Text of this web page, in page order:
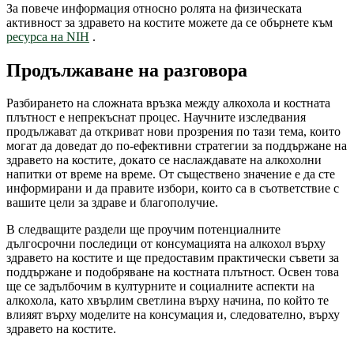
За повече информация относно ролята на физическата
активност за здравето на костите можете да се обърнете към
ресурса на NIH .
Продължаване на разговора
Разбирането на сложната връзка между алкохола и костната
плътност е непрекъснат процес. Научните изследвания
продължават да откриват нови прозрения по тази тема, които
могат да доведат до по-ефективни стратегии за поддържане на
здравето на костите, докато се наслаждавате на алкохолни
напитки от време на време. От съществено значение е да сте
информирани и да правите избори, които са в съответствие с
вашите цели за здраве и благополучие.
В следващите раздели ще проучим потенциалните
дългосрочни последици от консумацията на алкохол върху
здравето на костите и ще предоставим практически съвети за
поддържане и подобряване на костната плътност. Освен това
ще се задълбочим в културните и социалните аспекти на
алкохола, като хвърлим светлина върху начина, по който те
влияят върху моделите на консумация и, следователно, върху
здравето на костите.